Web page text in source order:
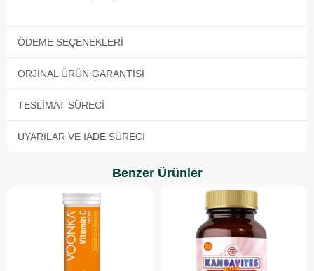
ÖDEME SEÇENEKLERI
ORJINAL ÜRÜN GARANTISI
TESLIMAT SÜRECI
UYARILAR VE İADE SÜRECI
Benzer Ürünler